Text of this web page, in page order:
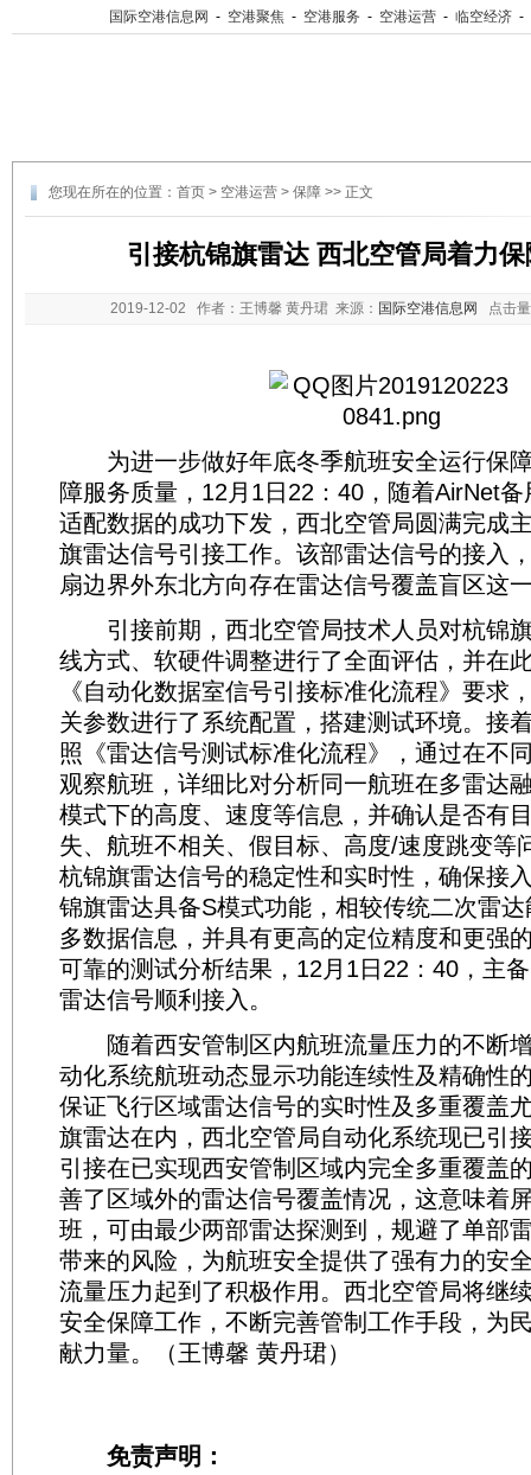
国际空港信息网 - 空港聚焦 - 空港服务 - 空港运营 - 临空经济 -
您现在所在的位置： 首页 > 空港运营 > 保障 >> 正文
引接杭锦旗雷达 西北空管局着力
2019-12-02 作者：王博馨 黄丹珺 来源： 国际空港信息网 点击
为进一步做好年底冬季航班安全运行保
障服务质量，12月1日22：40，随着AirNet
适配数据的成功下发，西北空管局圆满完成
旗雷达信号引接工作。该部雷达信号的接入
扇边界外东北方向存在雷达信号覆盖盲区这
引接前期，西北空管局技术人员对杭锦
线方式、软硬件调整进行了全面评估，并在
《自动化数据室信号引接标准化流程》要求
关参数进行了系统配置，搭建测试环境。接
照《雷达信号测试标准化流程》，通过在不
观察航班，详细比对分析同一航班在多雷达
模式下的高度、速度等信息，并确认是否有
失、航班不相关、假目标、高度/速度跳变等
杭锦旗雷达信号的稳定性和实时性，确保接
锦旗雷达具备S模式功能，相较传统二次雷
多数据信息，并具有更高的定位精度和更强
可靠的测试分析结果，12月1日22：40，主
雷达信号顺利接入。
随着西安管制区内航班流量压力的不断
动化系统航班动态显示功能连续性及精确性
保证飞行区域雷达信号的实时性及多重覆盖
旗雷达在内，西北空管局自动化系统现已引
引接在已实现西安管制区域内完全多重覆盖
善了区域外的雷达信号覆盖情况，这意味着
班，可由最少两部雷达探测到，规避了单部
带来的风险，为航班安全提供了强有力的安
流量压力起到了积极作用。西北空管局将继
安全保障工作，不断完善管制工作手段，为
献力量。（王博馨 黄丹珺）
免责声明：